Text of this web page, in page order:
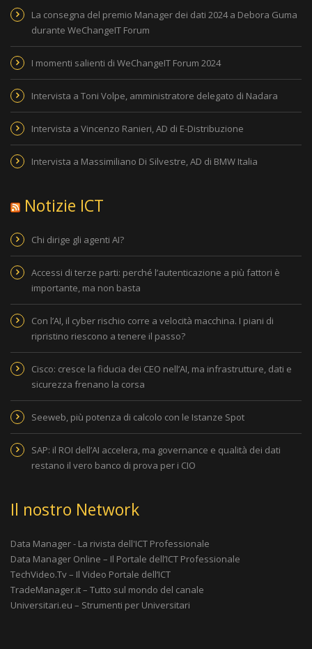
La consegna del premio Manager dei dati 2024 a Debora Guma
durante WeChangeIT Forum
I momenti salienti di WeChangeIT Forum 2024
Intervista a Toni Volpe, amministratore delegato di Nadara
Intervista a Vincenzo Ranieri, AD di E-Distribuzione
Intervista a Massimiliano Di Silvestre, AD di BMW Italia
Notizie ICT
Chi dirige gli agenti AI?
Accessi di terze parti: perché l’autenticazione a più fattori è
importante, ma non basta
Con l’AI, il cyber rischio corre a velocità macchina. I piani di
ripristino riescono a tenere il passo?
Cisco: cresce la fiducia dei CEO nell’AI, ma infrastrutture, dati e
sicurezza frenano la corsa
Seeweb, più potenza di calcolo con le Istanze Spot
SAP: il ROI dell’AI accelera, ma governance e qualità dei dati
restano il vero banco di prova per i CIO
Il nostro Network
Data Manager - La rivista dell'ICT Professionale
Data Manager Online – Il Portale dell’ICT Professionale
TechVideo.Tv – Il Video Portale dell’ICT
TradeManager.it – Tutto sul mondo del canale
Universitari.eu – Strumenti per Universitari